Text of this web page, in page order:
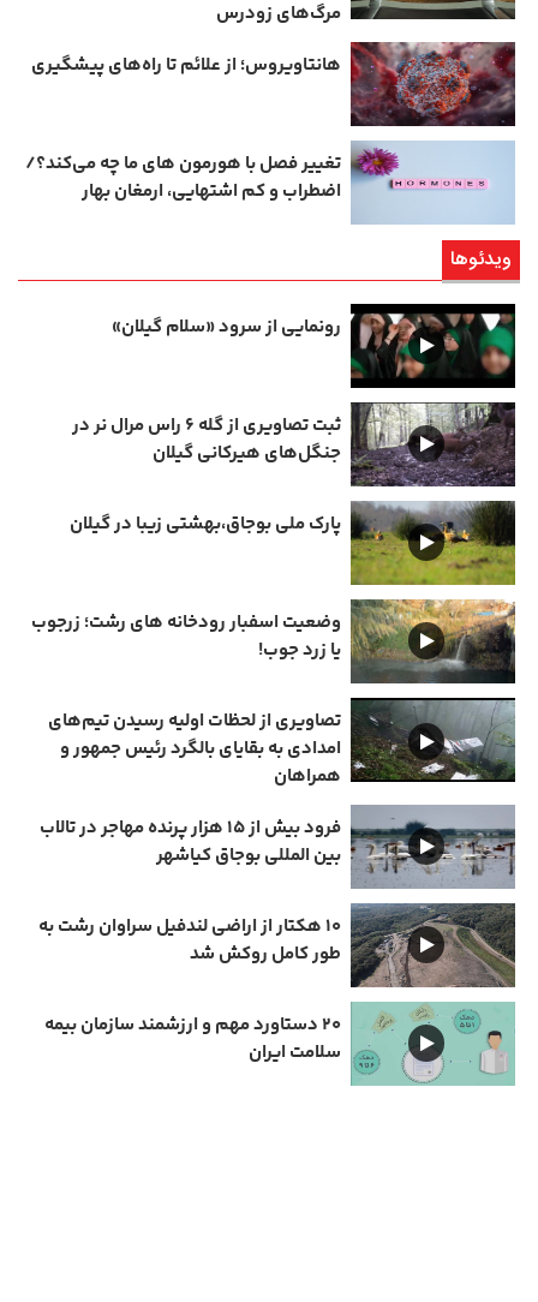
مرگ‌های زودرس
هانتاویروس؛ از علائم تا راه‌های پیشگیری
تغییر فصل با هورمون‌ های ما چه می‌کند؟/
اضطراب و کم‌ اشتهایی، ارمغان بهار
ویدئوها
رونمایی از سرود «سلام گیلان»
ثبت تصاویری از گله ۶ راس مرال نر در
جنگل‌های هیرکانی گیلان
پارک ملی بوجاق،بهشتی زیبا در گیلان
وضعیت اسفبار رودخانه های رشت؛ زرجوب
یا زرد جوب!
تصاویری از لحظات اولیه رسیدن تیم‌های
امدادی به بقایای بالگرد رئیس جمهور و
همراهان
فرود بیش از ۱۵ هزار پرنده مهاجر در تالاب
بین المللی بوجاق کیاشهر
۱۰ هکتار از اراضی لندفیل سراوان رشت به
طور کامل روکش شد
۲۰ دستاورد مهم و ارزشمند سازمان بیمه
سلامت ایران